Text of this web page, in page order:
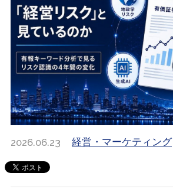
2026.06.23 経営・マーケティング